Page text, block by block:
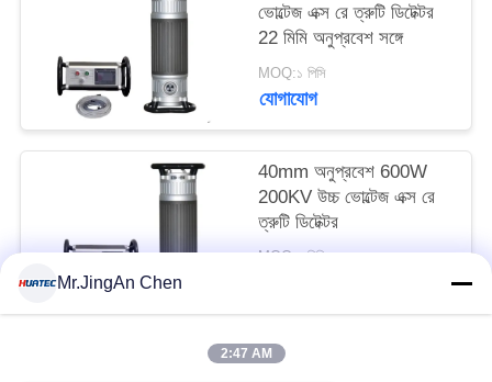
ভোল্টেজ এক্স রে ত্রুটি ডিটেক্টর
22 মিমি অনুপ্রবেশ সঙ্গে
MOQ:১ পিসি
যোগাযোগ
40mm অনুপ্রবেশ 600W
200KV উচ্চ ভোল্টেজ এক্স রে
ত্রুটি ডিটেক্টর
MOQ:১ পিসি
Mr.JingAn Chen
2:47 AM